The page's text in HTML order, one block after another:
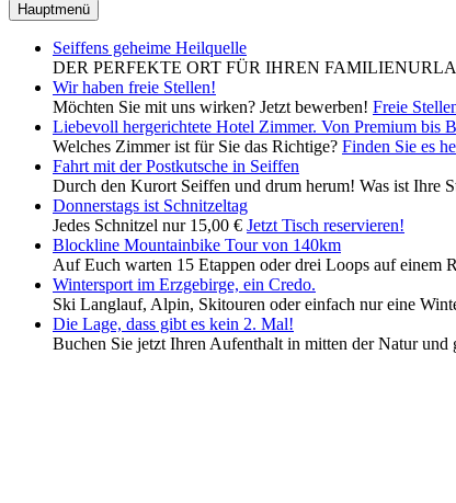
Hauptmenü
Seiffens geheime Heilquelle
DER PERFEKTE ORT FÜR IHREN
Wir haben freie Stellen!
Möchten Sie mit uns wirken? Jetzt bewerben! Freie
Liebevoll hergerichtete Hotel Zimmer. Von Premium bis
Welches Zimmer ist für Sie das Richtige? Finden Sie es
Fahrt mit der Postkutsche in Seiffen
Durch den Kurort Seiffen und drum herum! Was ist Ihre
Donnerstags ist Schnitzeltag
Jedes Schnitzel nur 15,00 € Jetzt Tisch reservieren!
Blockline Mountainbike Tour von 140km
Auf Euch warten 15 Etappen oder drei Loops auf einem
Wintersport im Erzgebirge, ein Credo.
Ski Langlauf, Alpin, Skitouren oder einfach nur eine
Die Lage, dass gibt es kein 2. Mal!
Buchen Sie jetzt Ihren Aufenthalt in mitten der Natur und